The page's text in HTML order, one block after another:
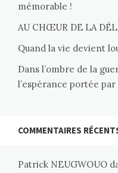
mémorable !
AU CHŒUR DE LA
Quand la vie devient
Dans l’ombre de la
l’espérance portée
COMMENTAIRES
Patrick NEUGWOUO